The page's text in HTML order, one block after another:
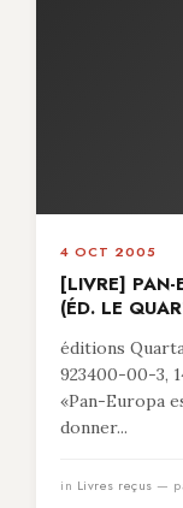
4 OCT 2005
[LIVRE] PAN-
(ÉD. LE
éditions
923400-00-3,
«Pan-Europa
donner...
in Livres reçus —